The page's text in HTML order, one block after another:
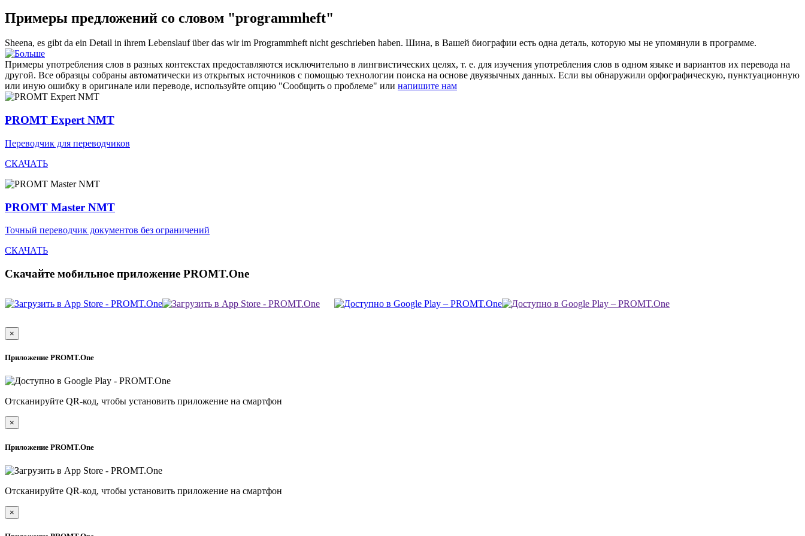
Примеры предложений со словом "programmheft"
Sheena, es gibt da ein Detail in ihrem Lebenslauf über das wir im Programmheftnicht geschrieben haben. Шина, в Вашей биографии есть одна деталь, которую мы не упомянули в программе.
Примеры употребления слов в разных контекстах предоставляются исключительно в лингвистических целях, т. е. для изучения употребления слов в одном языке и вариантов их перевода на
другой. Все образцы собраны автоматически из открытых источников с помощью технологии поиска на основе двуязычных данных. Если вы обнаружили орфографическую, пунктуационную
или иную ошибку в оригинале или переводе, используйте опцию "Сообщить о проблеме" или напишите нам
PROMT Expert NMT
Переводчик для переводчиков
СКАЧАТЬ
PROMT Master NMT
Точный переводчик документов без ограничений
СКАЧАТЬ
Скачайте мобильное приложение PROMT.One
×
Приложение PROMT.One
Отсканируйте QR-код, чтобы установить приложение на смартфон
×
Приложение PROMT.One
Отсканируйте QR-код, чтобы установить приложение на смартфон
×